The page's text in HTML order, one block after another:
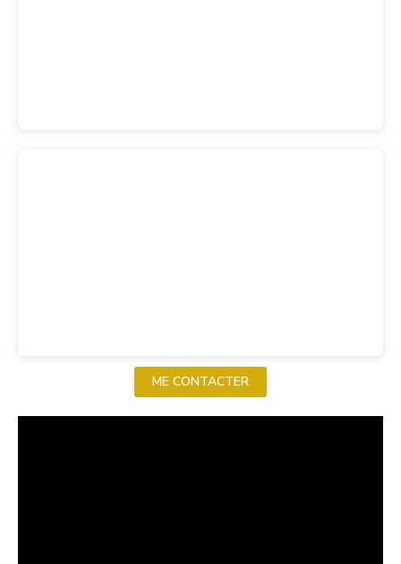
ME CONTACTER